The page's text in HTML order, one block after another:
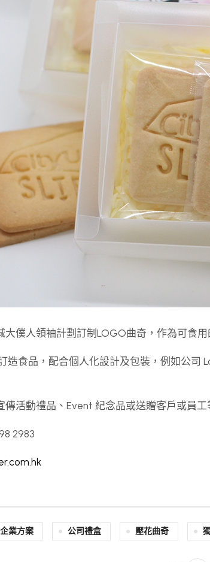
大僕人領袖計劃訂制LOGO曲奇，作為可食用
造食品，配合個人化設計及包裝，例如公司
傳活動禮品、Event 紀念品或送贈客戶或員
2983
企業方案 公司禮盒 壓花曲奇